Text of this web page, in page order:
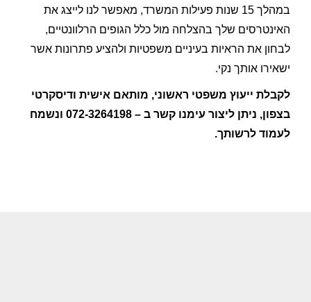
במהלך 15 שנות פעילות המשרד, מאפשר לנו לייצג את
האינטרסים שלך בהצלחה מול כלל הגופים הרלוונטיים,
לבחון את הראיות בעיניים משפטיות ולהציע פתרונות אשר
ישאירו אותך נקי.
לקבלת ייעוץ משפטי ראשוני, מותאם אישית ודיסקרטי
בצפון, ניתן ליצור עימנו קשר ב – 072-3264198 ונשמח
לעמוד לרשותך.